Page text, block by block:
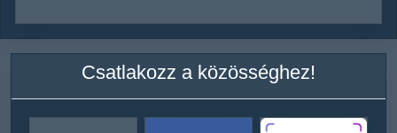
Csatlakozz a közösséghez!